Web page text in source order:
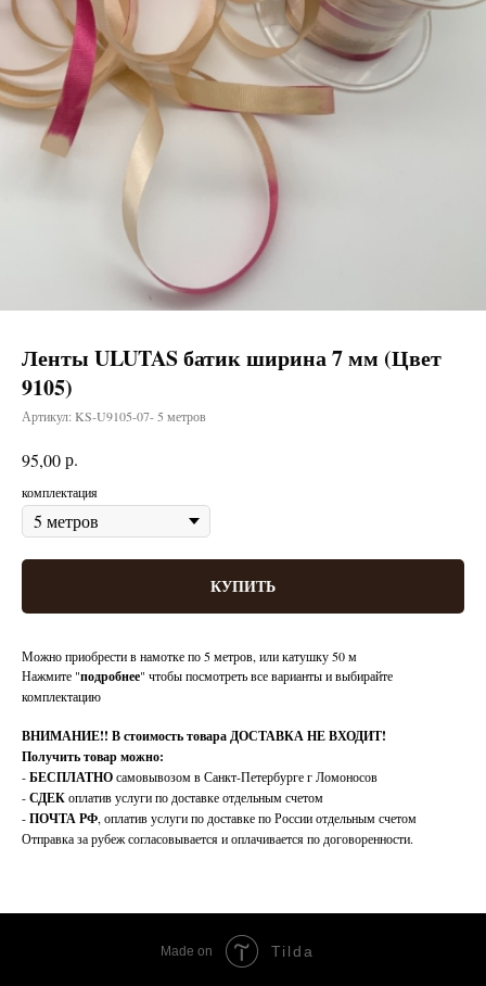
Ленты ULUTAS батик ширина 7 мм (Цвет
9105)
Артикул: KS-U9105-07- 5 метров
95,00р.
комплектация
КУПИТЬ
Можно приобрести в намотке по 5 метров, или катушку 50 м
Нажмите "подробнее" чтобы посмотреть все варианты и выбирайте
комплектацию
ВНИМАНИЕ!! В стоимость товара ДОСТАВКА НЕ ВХОДИТ!
Получить товар можно:
-БЕСПЛАТНОсамовывозом в Санкт-Петербурге г Ломоносов
-СДЕКоплатив услуги по доставке отдельным счетом
-ПОЧТА РФ, оплатив услуги по доставке по России отдельным счетом
Отправка за рубеж согласовывается и оплачивается по договоренности.
Made on Tilda